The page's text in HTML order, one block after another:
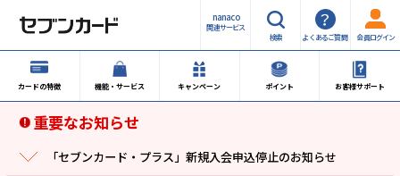
nanaco
関連サービス
検索
よくあるご質問 会員ログイン
カードの特徴 機能・サービス キャンペーン ポイント お客様サポート
重要なお知らせ
「セブンカード・プラス」新規入会申込停止のお知らせ